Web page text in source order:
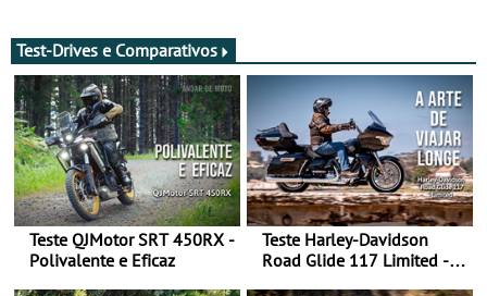
Test-Drives e Comparativos
Teste QJMotor SRT 450RX -
Polivalente e Eficaz
Teste Harley-Davidson
Road Glide 117 Limited - A